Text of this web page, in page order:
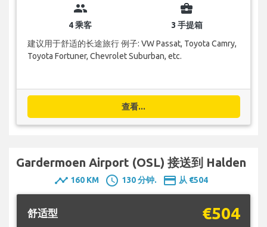
group
4 乘客
business_center
3 手提箱
建议用于舒适的长途旅行 例子: VW Passat, Toyota Camry,
Toyota Fortuner, Chevrolet Suburban, etc.
查看...
Gardermoen Airport (OSL) 接送到 Halden
timeline 160 KM schedule 130 分钟. payment 从 €504
舒适型 €504